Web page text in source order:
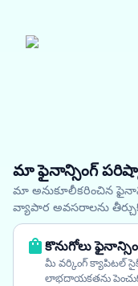
మా ఫైనాన్సింగ్
మా అనుకూలీకరించిన
వ్యాపార అవసరాలను
కొనుగోలు
మీ వర్కింగ్ క్యాపిటల్
లాభదాయకతను